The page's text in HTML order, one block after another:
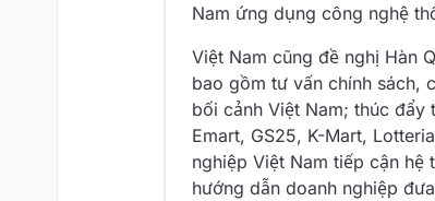
Nam ứng dụng công nghệ
Việt Nam cũng đề nghị Hàn
bao gồm tư vấn chính sách,
bối cảnh Việt Nam; thúc đẩy
Emart, GS25, K-Mart,
nghiệp Việt Nam tiếp cận
hướng dẫn doanh nghiệp